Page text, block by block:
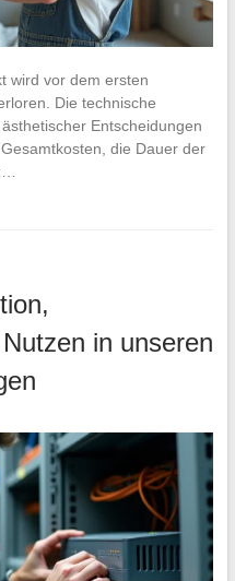
wird vor dem ersten
Die technische
Entscheidungen
die Dauer der
in unseren